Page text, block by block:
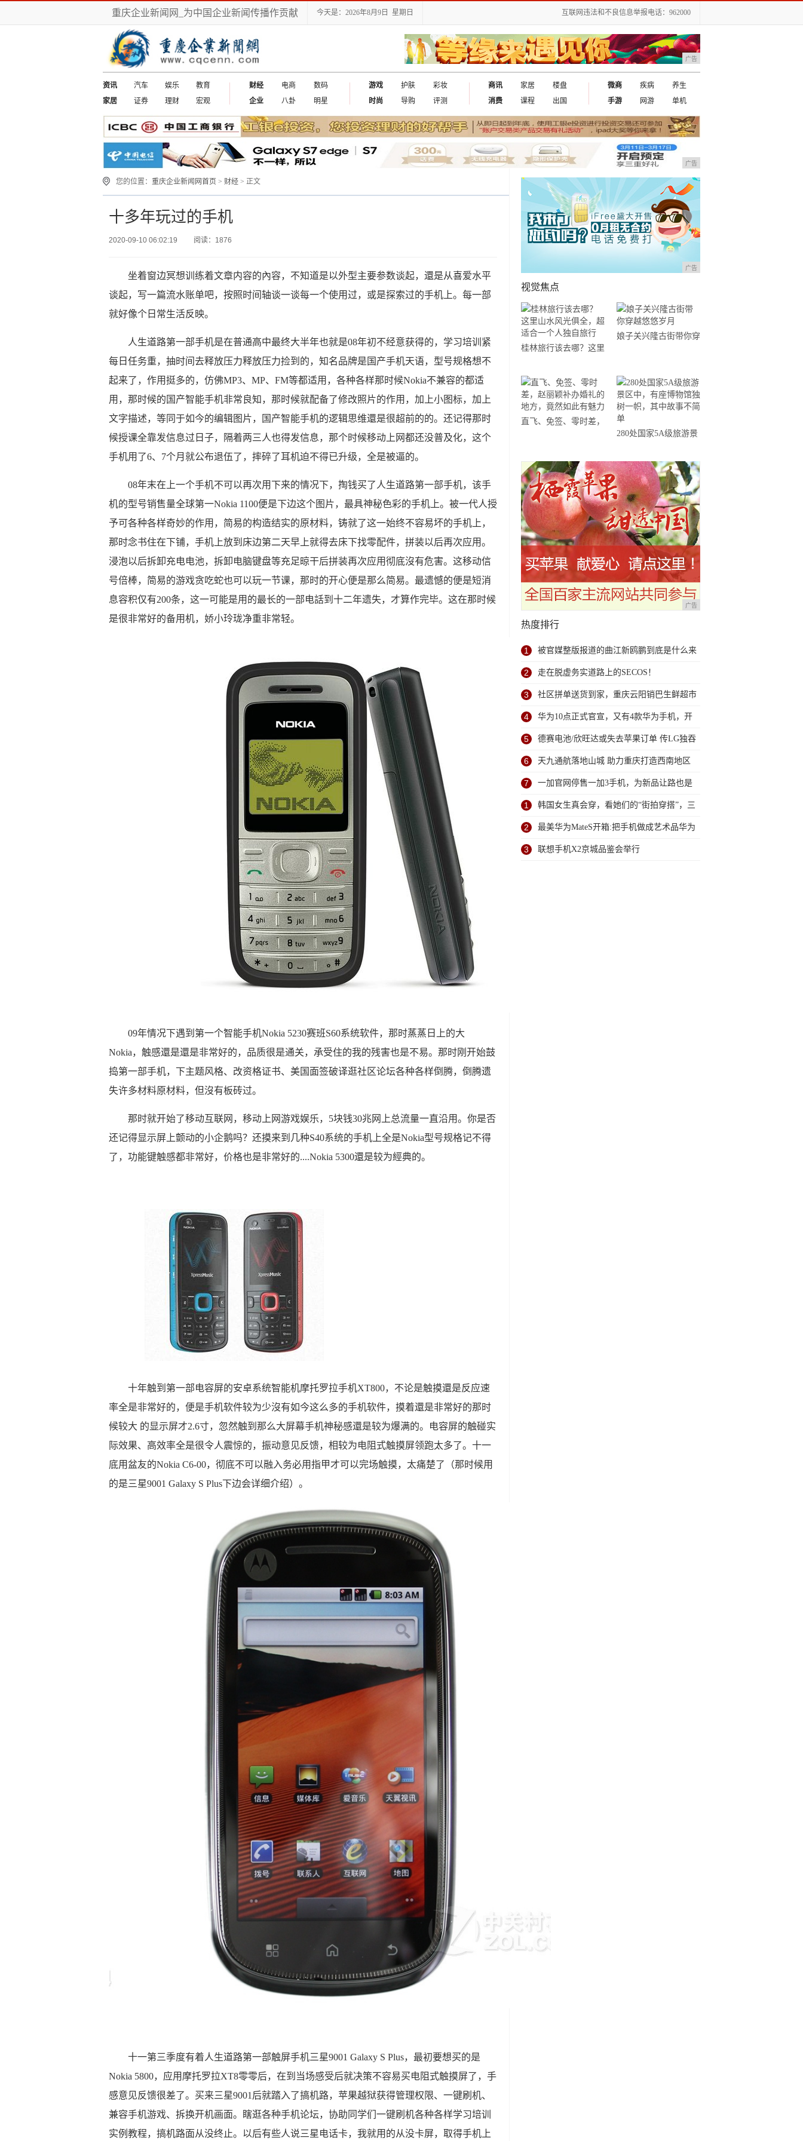
重庆企业新闻网_为中国企业新闻传播作贡献 今天是：2026年8月9日 星期日 互联网违法和不良信息举报电话：962000
广告
资讯 汽车 娱乐
教育
家居
证券 理财 宏观
财经 电商
数码
企业
八卦 明星
游戏 护肤
彩妆
时尚
导购 评测
商讯 家居
楼盘
消费
课程 出国
微商 疾病
养生
手游
网游 单机
广告
您的位置： 重庆企业新闻网首页 > 财经 > 正文
十多年玩过的手机
2020-09-10 06:02:19 阅读：1876
坐着窗边冥想训练着文章内容的內容，不知道是以外型主要参数谈起，還是从喜爱水平
谈起，写一篇流水账单吧，按照时间轴谈一谈每一个使用过，或是探索过的手机上。每一部
就好像个日常生活反映。
人生道路第一部手机是在普通高中最终大半年也就是08年初不经意获得的，学习培训紧
每日任务重，抽时间去释放压力释放压力捡到的，知名品牌是国产手机天语，型号规格想不
起来了，作用挺多的，仿佛MP3、MP、FM等都适用，各种各样那时候Nokia不兼容的都适
用，那时候的国产智能手机非常良知，那时候就配备了修改照片的作用，加上小图标，加上
文字描述，等同于如今的编辑图片，国产智能手机的逻辑思维還是很超前的的。还记得那时
候授课全靠发信息过日子，隔着两三人也得发信息，那个时候移动上网都还没普及化，这个
手机用了6、7个月就公布退伍了，摔碎了耳机迫不得已升级，全是被逼的。
08年末在上一个手机不可以再次用下来的情况下，掏钱买了人生道路第一部手机，该手
机的型号销售量全球第一Nokia 1100便是下边这个图片，最具神秘色彩的手机上。被一代人授
予可各种各样奇妙的作用，简易的构造结实的原材料，铸就了这一始终不容易坏的手机上，
那时念书住在下铺，手机上放到床边第二天早上就得去床下找零配件，拼装以后再次应用。
浸泡以后拆卸充电电池，拆卸电脑键盘等充足晾干后拼装再次应用彻底沒有危害。这移动信
号倍棒，简易的游戏贪吃蛇也可以玩一节课，那时的开心便是那么简易。最遗憾的便是短消
息容积仅有200条，这一可能是用的最长的一部电話到十二年遗失，才算作完毕。这在那时候
是很非常好的备用机，娇小玲珑净重非常轻。
09年情况下遇到第一个智能手机Nokia 5230赛班S60系统软件，那时蒸蒸日上的大
Nokia，触感還是還是非常好的，品质很是通关，承受住的我的残害也是不易。那时刚开始鼓
捣第一部手机，下主题风格、改资格证书、美国面签破译逛社区论坛各种各样倒腾，倒腾遗
失许多材料原材料，但沒有板砖过。
那时就开始了移动互联网，移动上网游戏娱乐，5块钱30兆网上总流量一直沿用。你是否
还记得显示屏上颤动的小企鹅吗？还摸来到几种S40系统的手机上全是Nokia型号规格记不得
了，功能键触感都非常好，价格也是非常好的....Nokia 5300還是较为經典的。
十年触到第一部电容屏的安卓系统智能机摩托罗拉手机XT800，不论是触摸還是反应速
率全是非常好的，便是手机软件较为少沒有如今这么多的手机软件，摸着還是非常好的那时
候较大 的显示屏才2.6寸，忽然触到那么大屏幕手机神秘感還是较为爆满的。电容屏的触碰实
际效果、高效率全是很令人震惊的，振动意见反馈，相较为电阻式触摸屏领跑太多了。十一
底用盆友的Nokia C6-00，彻底不可以融入务必用指甲才可以完场触摸，太痛楚了（那时候用
的是三星9001 Galaxy S Plus下边会详细介绍）。
十一第三季度有着人生道路第一部触屏手机三星9001 Galaxy S Plus，最初要想买的是
Nokia 5800，应用摩托罗拉XT8零零后，在到当场感受后就决策不容易买电阻式触摸屏了，手
感意见反馈很差了。买来三星9001后就踏入了搞机路，苹果越狱获得管理权限、一键刷机、
兼容手机游戏、拆换开机画面。瞎逛各种手机论坛，协助同学们一键刷机各种各样学习培训
实例教程，搞机路面从没终止。以后有些人说三星电话卡，我就用的从没卡屏，取得手机上
广告
视觉焦点
桂林旅行该去哪？这里
一个人独自旅行
娘子关兴隆古街带你穿
直飞、免签、零时差，
280处国家5A级旅游景
一帜，其中故事不简单
广告
热度排行
1 被官媒整版报道的曲江新鸥鹏到底是什么来
头？
2 走在脱虚务实道路上的SECOS！
3 社区拼单送货到家，重庆云阳销巴生鲜超市
便民举措受热捧
4 华为10点正式官宣，又有4款华为手机，开
始公测最新系统了
5 德赛电池/欣旺达或失去苹果订单 传LG独吞
iPhone 9电池订单
6 天九通航落地山城 助力重庆打造西南地区
水、陆、空交通枢纽
7 一加官网停售一加3手机，为新品让路也是
拼了
1 韩国女生真会穿，看她们的“街拍穿搭”，三
招教你穿出时髦范
2 最美华为MateS开箱:把手机做成艺术品华为
两年磨一剑
3 联想手机X2京城品鉴会举行